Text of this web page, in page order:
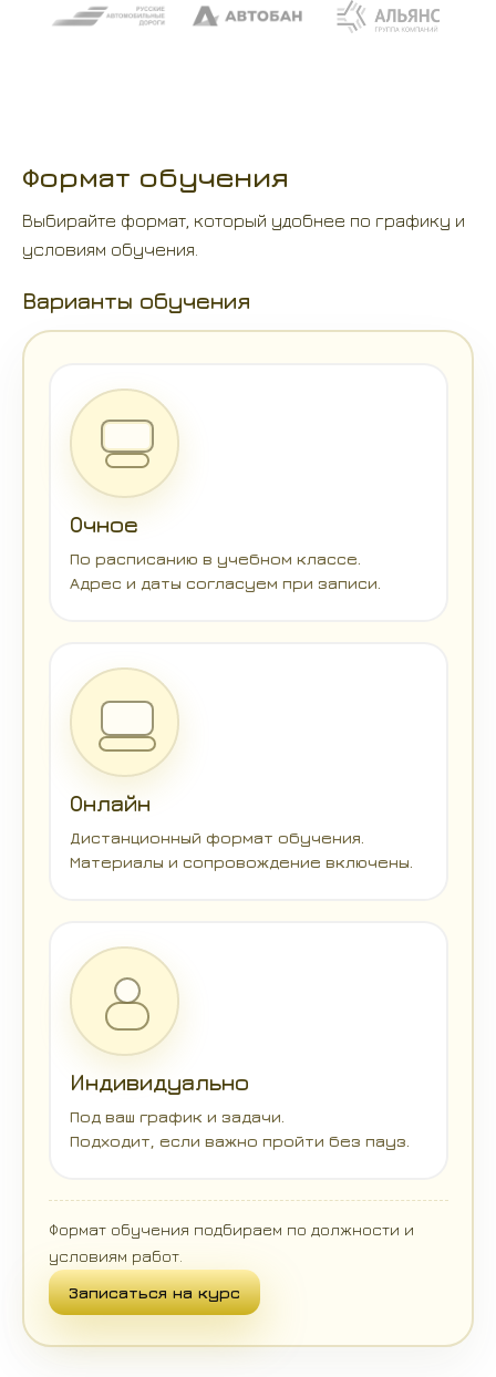
Формат обучения
Выбирайте формат, который удобнее по графику и
условиям обучения.
Варианты обучения
Очное
По расписанию в учебном классе.
Адрес и даты согласуем при записи.
Онлайн
Дистанционный формат обучения.
Материалы и сопровождение включены.
Индивидуально
Под ваш график и задачи.
Подходит, если важно пройти без пауз.
Формат обучения подбираем по должности и
условиям работ.
Записаться на курс